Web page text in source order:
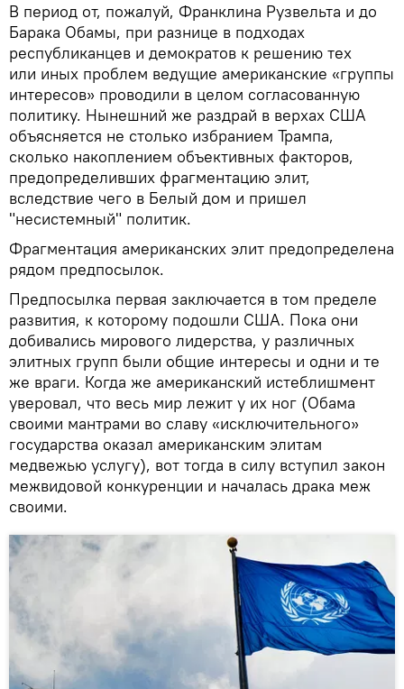
В период от, пожалуй, Франклина Рузвельта и до
Барака Обамы, при разнице в подходах
республиканцев и демократов к решению тех
или иных проблем ведущие американские «группы
интересов» проводили в целом согласованную
политику. Нынешний же раздрай в верхах США
объясняется не столько избранием Трампа,
сколько накоплением объективных факторов,
предопределивших фрагментацию элит,
вследствие чего в Белый дом и пришел
"несистемный" политик.
Фрагментация американских элит предопределена
рядом предпосылок.
Предпосылка первая заключается в том пределе
развития, к которому подошли США. Пока они
добивались мирового лидерства, у различных
элитных групп были общие интересы и одни и те
же враги. Когда же американский истеблишмент
уверовал, что весь мир лежит у их ног (Обама
своими мантрами во славу «исключительного»
государства оказал американским элитам
медвежью услугу), вот тогда в силу вступил закон
межвидовой конкуренции и началась драка меж
своими.